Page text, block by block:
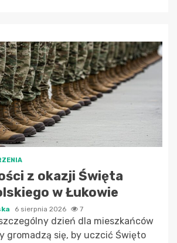
z okazji Święta
w Łukowie
6 sierpnia 2026 7
dzień dla mieszkańców
gromadzą się, by uczcić Święto